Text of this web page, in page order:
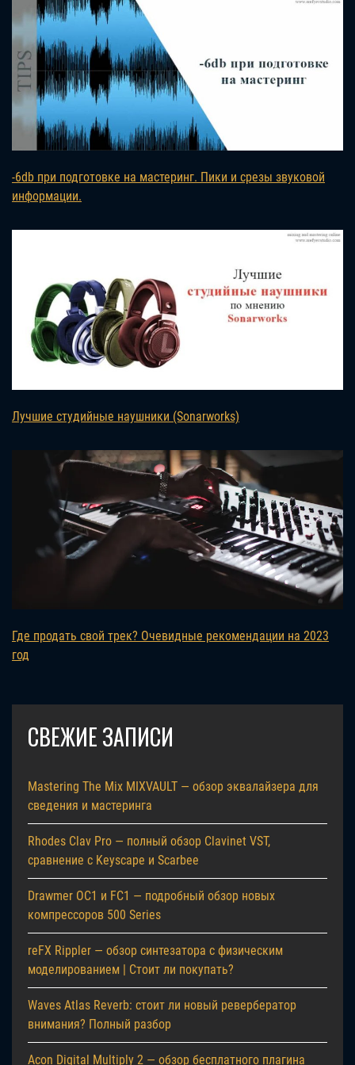
-6db при подготовке на мастеринг. Пики и срезы звуковой
информации.
Лучшие студийные наушники (Sonarworks)
Где продать свой трек? Очевидные рекомендации на 2023
год
СВЕЖИЕ ЗАПИСИ
Mastering The Mix MIXVAULT — обзор эквалайзера для
сведения и мастеринга
Rhodes Clav Pro — полный обзор Clavinet VST,
сравнение с Keyscape и Scarbee
Drawmer OC1 и FC1 — подробный обзор новых
компрессоров 500 Series
reFX Rippler — обзор синтезатора с физическим
моделированием | Стоит ли покупать?
Waves Atlas Reverb: стоит ли новый ревербератор
внимания? Полный разбор
Acon Digital Multiply 2 — обзор бесплатного плагина